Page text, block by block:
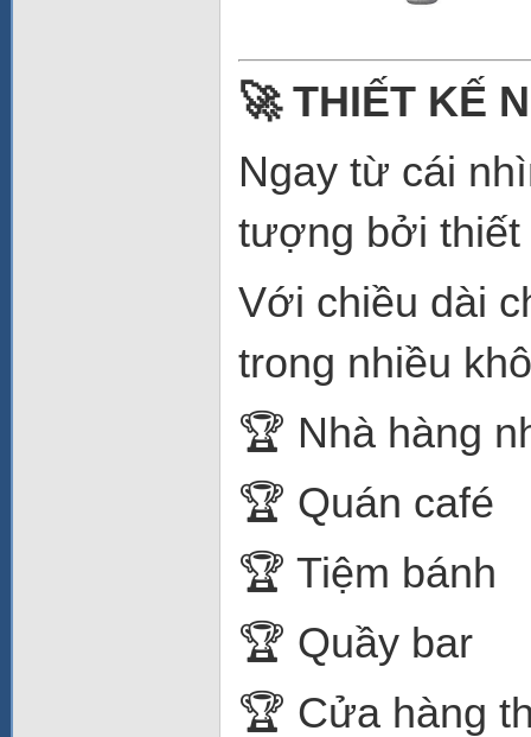
🚀 THIẾT KẾ
Ngay từ cái
tượng bởi thiết
Với chiều dài
trong nhiều
🏆 Nhà hàng
🏆 Quán café
🏆 Tiệm bánh
🏆 Quầy bar
🏆 Cửa hàng